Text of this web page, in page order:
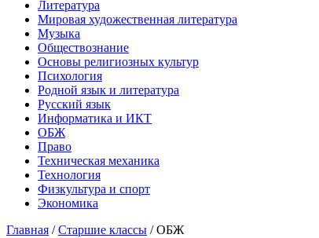
Литература
Мировая художественная литература
Музыка
Обществознание
Основы религиозных культур
Психология
Родной язык и литература
Русский язык
Информатика и ИКТ
ОБЖ
Право
Техническая механика
Технология
Физкультура и спорт
Экономика
Главная /Старшие классы /ОБЖ